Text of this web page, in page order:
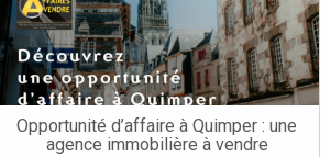
Opportunité d’affaire à Quimper : une
agence immobilière à vendre